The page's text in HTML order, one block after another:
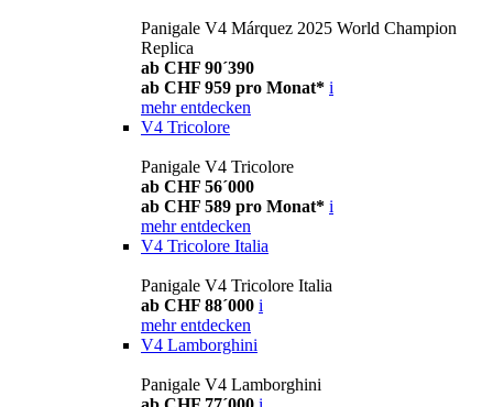
Panigale V4 Márquez 2025 World Champion
Replica
ab CHF 90´390
ab CHF 959 pro Monat* i
mehr entdecken
V4 Tricolore
Panigale V4 Tricolore
ab CHF 56´000
ab CHF 589 pro Monat* i
mehr entdecken
V4 Tricolore Italia
Panigale V4 Tricolore Italia
ab CHF 88´000 i
mehr entdecken
V4 Lamborghini
Panigale V4 Lamborghini